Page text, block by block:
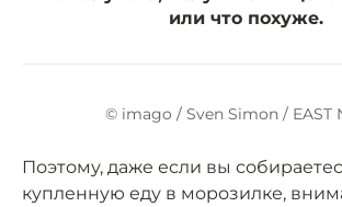
или что похуже.
© imago / Sven Simon / EAST
Поэтому, даже если вы
купленную еду в морозилке,